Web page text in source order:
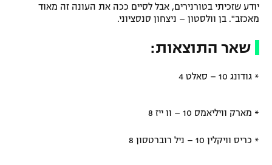
יודע שזכיתי בטורנירים, אבל לסיים ככה את העונה זה מאוד
מאכזב". בן וולסטון – ניצחון סנסציוני.
שאר התוצאות:
* גודונג 10 – סאלט 4
* מארק וויליאמס 10 – וו ייז 8
* כריס וויקלין 10 – ניל רוברטסון 8